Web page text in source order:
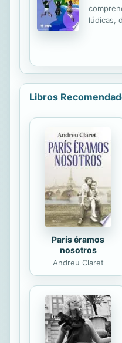
tristes
sigue
un
una
lúdicas,
crea
una
tiempo
los
vez, se
una
cuenta
hábitos
una...
Libros
París éramos
nosotros
Andreu Claret